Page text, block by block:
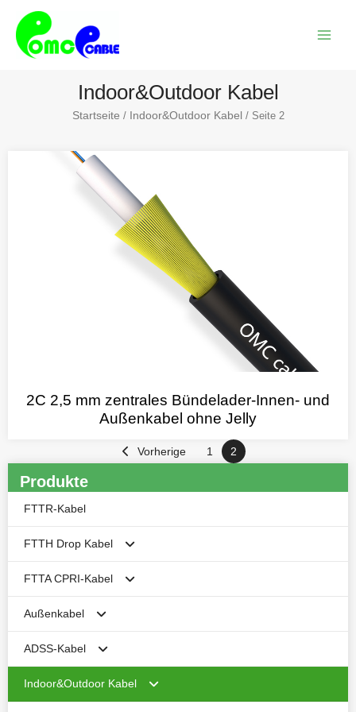
Inhalt
springen
Indoor&Outdoor Kabel
Startseite / Indoor&Outdoor Kabel / Seite 2
Produkte
FTTR-Kabel
FTTH Drop Kabel
Butterfly-Flachkabel für FTTH
Antenne Selbsttragend FTTH Fallkabel
1-4cores No-Armored Round Duct FTTH Drop Kabel
1-4cores Einfach armiertes FTTH-Außenkabel
FTTA CPRI-Kabel
Gepanzertes CPRI-Kabel
Ungepanzertes CPRI-Kabel
Außenkabel
Gepanzertes Außenkabel
Nicht gepanzertes Kabel
ADSS-Kabel
ADSS-Kabel Einzelmantel
Indoor&Outdoor Kabel
2C 2,5 mm zentrales Bündelader-Innen- und
Außenkabel ohne Jelly
Vorherige 1 2